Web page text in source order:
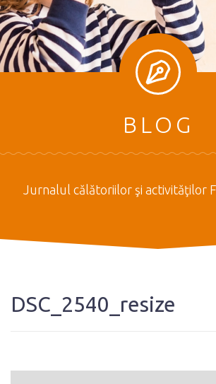
BLOG
Jurnalul călătoriilor şi activităţilor
DSC_2540_resize